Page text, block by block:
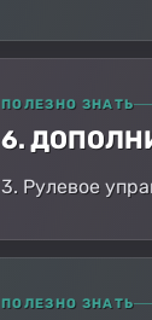
ПОЛЕЗНО ЗНАТЬ
6.
3. Рулевое
ПОЛЕЗНО ЗНАТЬ